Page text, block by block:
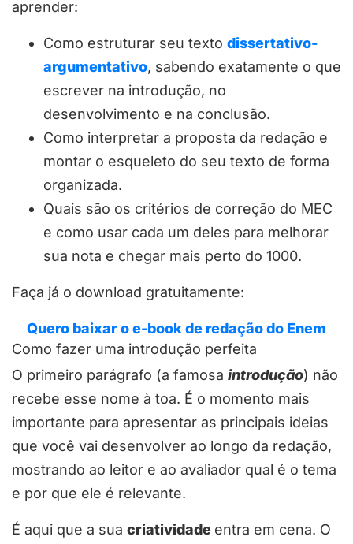
aprender:
Como estruturar seu texto dissertativo-
argumentativo, sabendo exatamente o que
escrever na introdução, no
desenvolvimento e na conclusão.
Como interpretar a proposta da redação e
montar o esqueleto do seu texto de forma
organizada.
Quais são os critérios de correção do MEC
e como usar cada um deles para melhorar
sua nota e chegar mais perto do 1000.
Faça já o download gratuitamente:
Quero baixar o e-book de redação do Enem
Como fazer uma introdução perfeita
O primeiro parágrafo (a famosa introdução) não
recebe esse nome à toa. É o momento mais
importante para apresentar as principais ideias
que você vai desenvolver ao longo da redação,
mostrando ao leitor e ao avaliador qual é o tema
e por que ele é relevante.
É aqui que a sua criatividade entra em cena. O